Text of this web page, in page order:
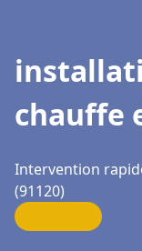
chauffe
Intervention
(91120)